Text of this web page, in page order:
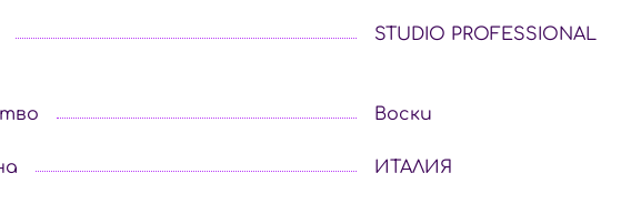
STUDIO PROFESSIONAL
Воски
ИТАЛИЯ